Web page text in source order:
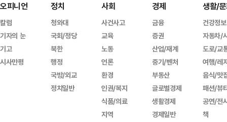
오피니언
칼럼
기자의 눈
기고
시사만평
정치
청와대
국회/정당
북한
행정
국방/외교
정치일반
사회
사건사고
교육
노동
언론
환경
인권/복지
식품/의료
지역
경제
금융
증권
산업/재계
중기/벤처
부동산
글로벌경제
생활경제
경제일반
생활/
건강정보
자동차/
도로/교
여행/레
음식/맛
패션/뷰
공연/전
책